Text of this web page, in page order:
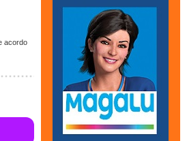
acordo